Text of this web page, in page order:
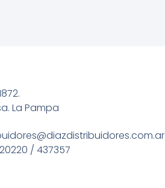
La Pampa
/ 437357